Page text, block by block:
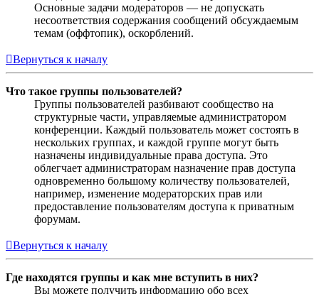
Основные задачи модераторов — не допускать
несоответствия содержания сообщений обсуждаемым
темам (оффтопик), оскорблений.
Вернуться к началу
Что такое группы пользователей?
Группы пользователей разбивают сообщество на
структурные части, управляемые администратором
конференции. Каждый пользователь может состоять в
нескольких группах, и каждой группе могут быть
назначены индивидуальные права доступа. Это
облегчает администраторам назначение прав доступа
одновременно большому количеству пользователей,
например, изменение модераторских прав или
предоставление пользователям доступа к приватным
форумам.
Вернуться к началу
Где находятся группы и как мне вступить в них?
Вы можете получить информацию обо всех